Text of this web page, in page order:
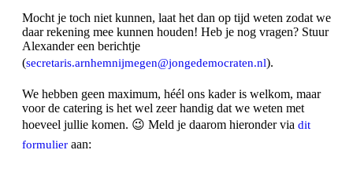
Mocht je toch niet kunnen, laat het dan op tijd weten zodat we
daar rekening mee kunnen houden! Heb je nog vragen? Stuur
Alexander een berichtje
(secretaris.arnhemnijmegen@jongedemocraten.nl).
We hebben geen maximum, héél ons kader is welkom, maar
voor de catering is het wel zeer handig dat we weten met
hoeveel jullie komen. 😉 Meld je daarom hieronder via dit
formulier aan: